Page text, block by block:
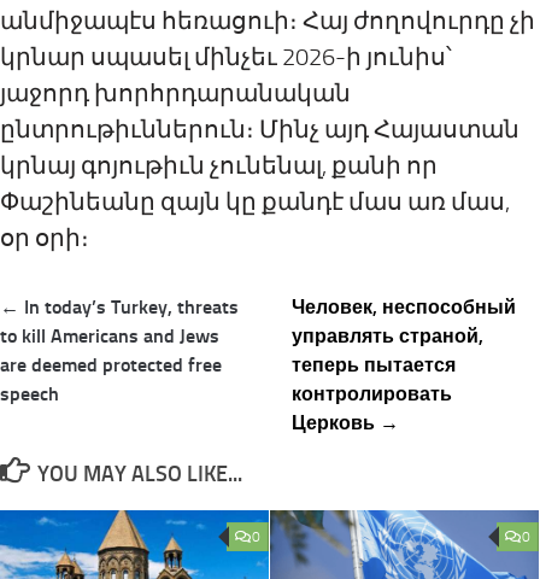
անմիջապէս հեռացուի։ Հայ ժողովուրդը չի
կրնար սպասել մինչեւ 2026-ի յունիս՝
յաջորդ խորհրդարանական
ընտրութիւններուն։ Մինչ այդՀայաստան
կրնայ գոյութիւն չունենալ, քանի որ
Փաշինեանը զայն կը քանդէ մաս առ մաս,
օր օր ի։
Post
navigation
← In today’s Turkey, threats
to kill Americans and Jews
are deemed protected free
speech
Человек, неспособный
управлять страной,
теперь пытается
контролировать
Церковь →
YOU MAY ALSO LIKE...
0 0